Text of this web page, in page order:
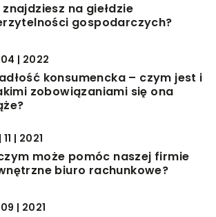
znajdziesz na giełdzie
gospodarczych?
04 | 2022
konsumencka – czym jest i
zobowiązaniami się ona
| 2021
może pomóc naszej firmie
biuro rachunkowe?
| 2021